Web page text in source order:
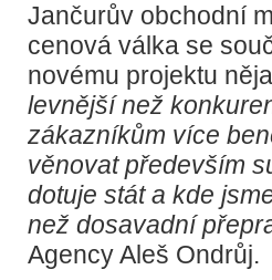
Jančurův obchodní
cenová válka se
novému projektu
levnější než
zákazníkům více
věnovat především
dotuje stát a kde
než dosavadní
Agency Aleš Ondrůj.